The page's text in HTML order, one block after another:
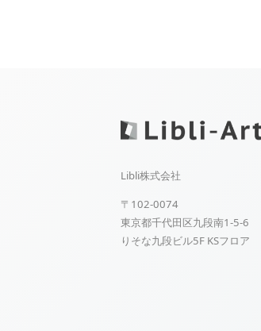
Libli株式会社
〒102-0074
東京都千代田区九段南1-5-6
りそな九段ビル5F KSフロア